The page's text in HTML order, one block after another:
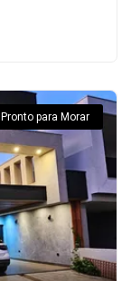
Pronto para Morar